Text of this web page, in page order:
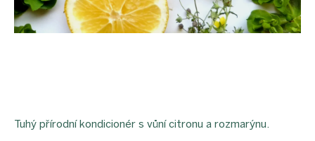
Tuhý přírodní kondicionér s vůní citronu a rozmarýnu.